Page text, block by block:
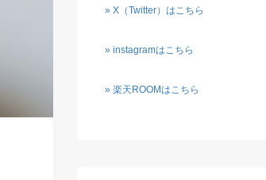
» X（Twitter）はこちら
» instagramはこちら
» 楽天ROOMはこちら